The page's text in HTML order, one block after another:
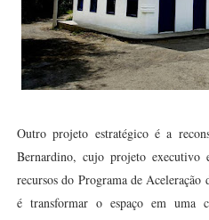
Outro projeto estratégico é a
Bernardino, cujo projeto
recursos do Programa de
é transformar o espaço em uma